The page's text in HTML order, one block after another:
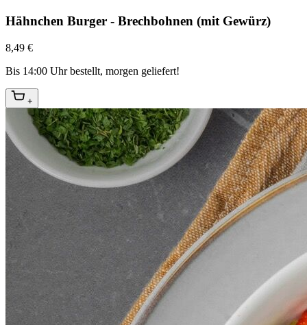
Hähnchen Burger - Brechbohnen (mit Gewürz)
8,49 €
Bis 14:00 Uhr bestellt, morgen geliefert!
+